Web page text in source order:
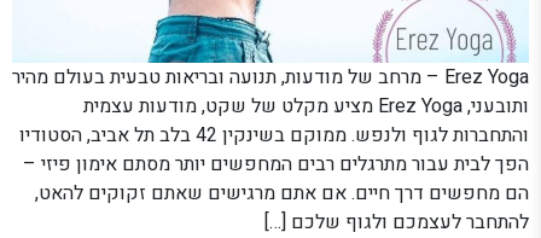
Erez Yoga – מרחב של מודעות, תנועה ובריאות טבעית בעולם מהיר
ותובעני, Erez Yoga מציע מקלט של שקט, מודעות עצמית
והתחברות לגוף ולנפש. ממוקם בשינקין 42 בלב תל אביב, הסטודיו
הפך לבית עבור מתרגלים רבים המחפשים יותר מסתם אימון פיזי –
הם מחפשים דרך חיים. אם אתם מרגישים שאתם זקוקים להאט,
להתחבר לעצמכם ולגוף שלכם […]